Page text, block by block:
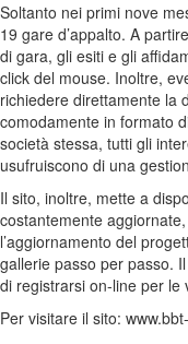
Soltanto nei primi nove
19 gare d’appalto. A
di gara, gli esiti e gli
click del mouse. Inoltre,
richiedere direttamente la
comodamente in formato
società stessa, tutti gli
usufruiscono di una
Il sito, inoltre, mette a
costantemente
l’aggiornamento del
gallerie passo per passo.
di registrarsi on-line per le
Per visitare il sito: